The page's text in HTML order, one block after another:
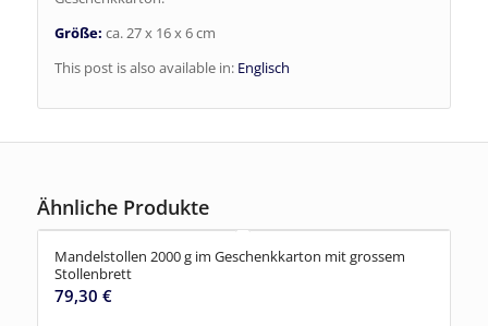
Größe: ca. 27 x 16 x 6 cm
This post is also available in: Englisch
Ähnliche Produkte
Mandelstollen 2000 g im Geschenkkarton mit grossem
Stollenbrett
79,30 €